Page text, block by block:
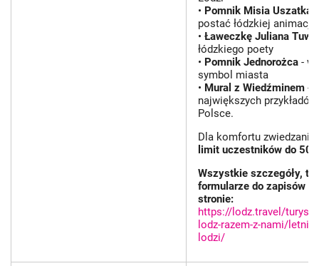
• Pomnik Misia Uszatka
postać łódzkiej animacji
• Ławeczkę Juliana
łódzkiego poety
• Pomnik Jednorożca -
symbol miasta
• Mural z Wiedźminem -
największych
Polsce.
Dla komfortu zwiedzania
limit uczestników do 50
Wszystkie szczegóły,
formularze do zapisów
stronie:
https://lodz.travel/
lodz-razem-z-nami/
lodzi/